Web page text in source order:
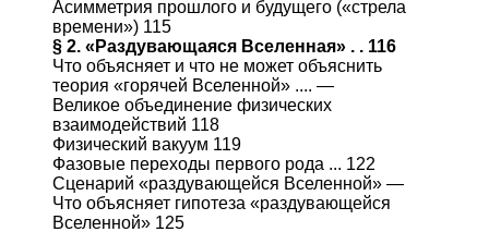
Асимметрия прошлого и будущего («стрела
времени») 115
§ 2. «Раздувающаяся Вселенная» . . 116
Что объясняет и что не может объяснить
теория «горячей Вселенной» .... —
Великое объединение физических
взаимодействий 118
Физический вакуум 119
Фазовые переходы первого рода ... 122
Сценарий «раздувающейся Вселенной» —
Что объясняет гипотеза «раздувающейся
Вселенной» 125